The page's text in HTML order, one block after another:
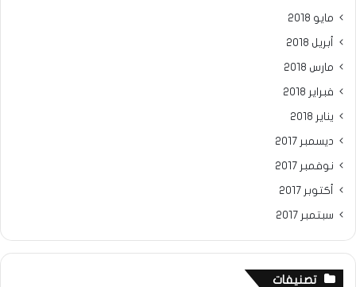
مايو 2018
أبريل 2018
مارس 2018
فبراير 2018
يناير 2018
ديسمبر 2017
نوفمبر 2017
أكتوبر 2017
سبتمبر 2017
تصنيفات